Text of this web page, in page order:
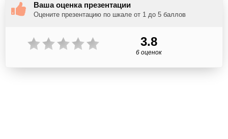
Ваша оценка презентации
Оцените презентацию по шкале от 1 до 5 баллов
3.8
6 оценок